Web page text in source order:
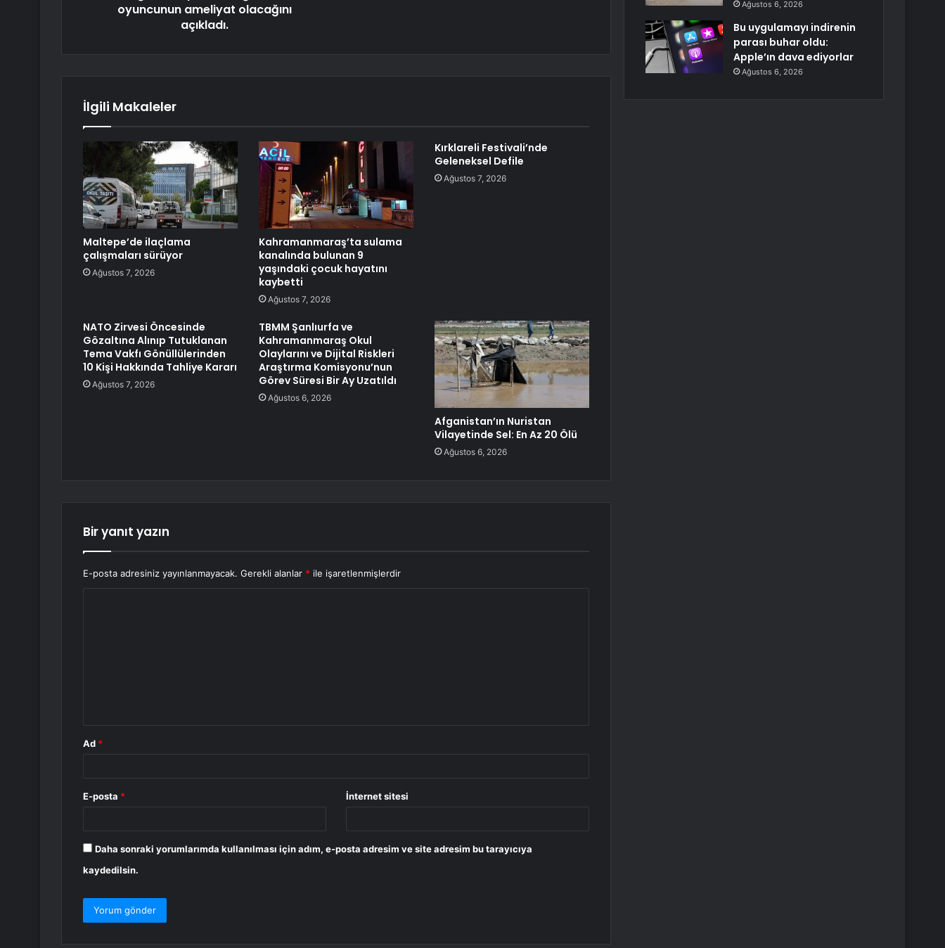
oyuncunun ameliyat olacağını
açıkladı.
İlgili Makaleler
Maltepe’de ilaçlama
çalışmaları sürüyor
Ağustos 7, 2026
Kahramanmaraş’ta sulama
kanalında bulunan 9
yaşındaki çocuk hayatını
kaybetti
Ağustos 7, 2026
Kırklareli Festivali’nde
Geleneksel Defile
Ağustos 7, 2026
NATO Zirvesi Öncesinde
Gözaltına Alınıp Tutuklanan
Tema Vakfı Gönüllülerinden
10 Kişi Hakkında Tahliye Kararı
Ağustos 7, 2026
TBMM Şanlıurfa ve
Kahramanmaraş Okul
Olaylarını ve Dijital Riskleri
Araştırma Komisyonu’nun
Görev Süresi Bir Ay Uzatıldı
Ağustos 6, 2026
Afganistan’ın Nuristan
Vilayetinde Sel: En Az 20 Ölü
Ağustos 6, 2026
Bir yanıt yazın
E-posta adresiniz yayınlanmayacak. Gerekli alanlar * ile işaretlenmişlerdir
Ad *
E-posta * İnternet sitesi
Daha sonraki yorumlarımda kullanılması için adım, e-posta adresim ve site adresim bu tarayıcıya
kaydedilsin.
Ağustos 6, 2026
Bu uygulamayı indirenin
parası buhar oldu:
Apple’ın dava ediyorlar
Ağustos 6, 2026